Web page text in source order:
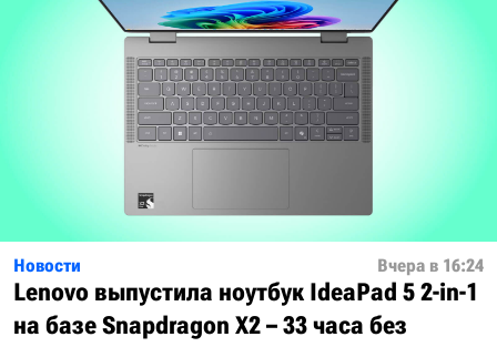
Новости Вчера в 16:24
Lenovo выпустила ноутбук IdeaPad 5 2-in-1
на базе Snapdragon X2 – 33 часа без